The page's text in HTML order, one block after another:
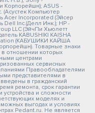
Корпорейшн); ASUS -
(Асустек Компьютер
Acer Incorporated (Эйсер
Dell Inc.(Делл Инк.); HP -
LLC (ЭйчПи Хьюлетт
KABUSHIKI KAISHA
(КАБУШИКИ КАЙША
Товарные знаки
в отношении которых
центрами
сервисных
Правообладателями
представителями в
в гражданский
ремонта, срок гарантии
устройства и сложности
моделях и
выгодах и условиях
Pedant.ru. Не является